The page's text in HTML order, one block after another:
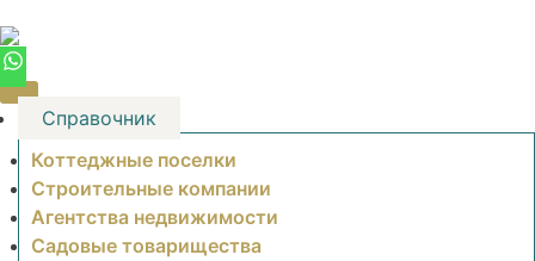
to
content
Справочник
Коттеджные поселки
Строительные компании
Агентства недвижимости
Садовые товарищества